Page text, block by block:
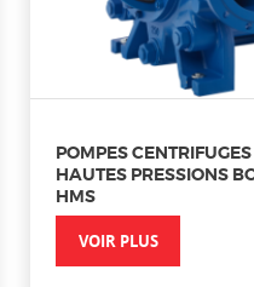
POMPES
HAUTES PRESSIONS
HMS
VOIR PLUS